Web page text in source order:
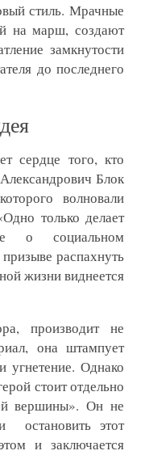
стиль. Мрачные
на марш, создают
замкнутости
до последнего
сердце того, кто
Блок
волновали
только делает
о социальном
распахнуть
жизни виднеется
производит не
она штампует
угнетение. Однако
стоит отдельно
вершины». Он не
остановить этот
и заключается